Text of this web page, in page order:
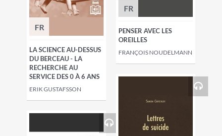
FR
LA SCIENCE AU-DESSUS
DU BERCEAU - LA
RECHERCHE AU
SERVICE DES 0 À 6 ANS
ERIK GUSTAFSSON
FR
PENSER AVEC LES
OREILLES
FRANÇOIS NOUDELMANN